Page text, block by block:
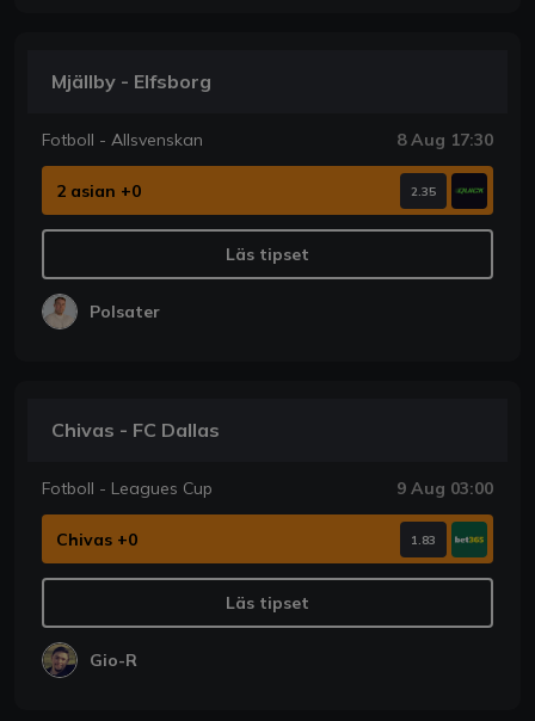
Mjällby - Elfsborg
Fotboll - Allsvenskan 8 Aug 17:30
2 asian +0 2.35
Läs tipset
Polsater
Chivas - FC Dallas
Fotboll - Leagues Cup 9 Aug 03:00
Chivas +0 1.83
Läs tipset
Gio-R